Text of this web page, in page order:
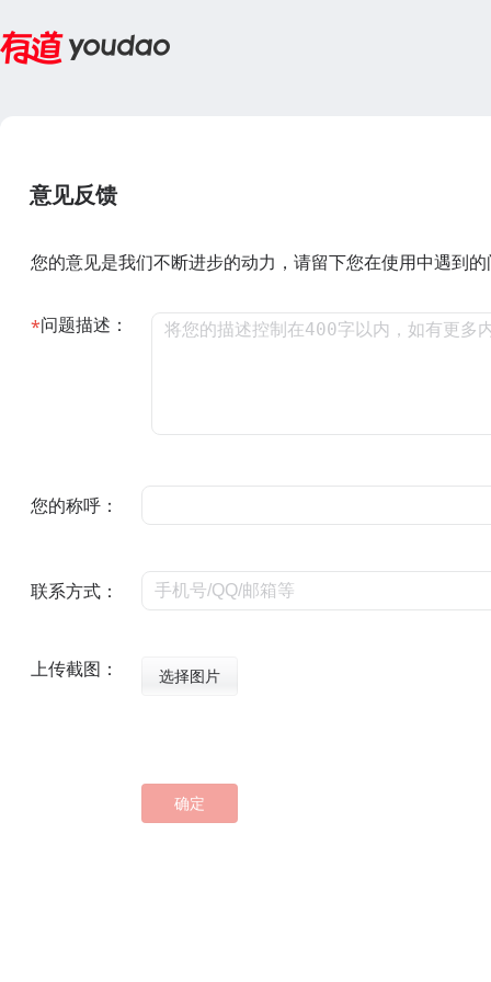
意见反馈
您的意见是我们不断进步的动力，请留下您在使用中遇到
问题描述：
您的称呼：
联系方式：
上传截图： 选择图片
确定